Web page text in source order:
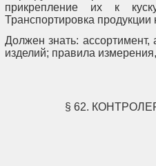
прикрепление их к
Транспортировка продукции
Должен знать:
изделий; правила
§ 62.